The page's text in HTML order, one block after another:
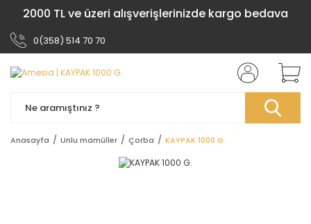
2000 TL ve üzeri alışverişlerinizde kargo bedava
0(358) 514 70 70
Anasayfa Unlu mamüller Çorba KAYPAK 1000 G.